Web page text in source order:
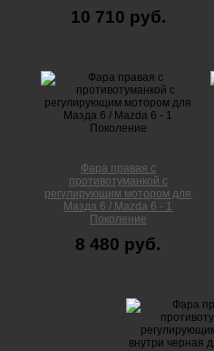
10 710 руб.
Фара правая с
противотуманкой с
регулирующим мотором для
Мазда 6 / Mazda 6 - 1
Поколение
8 480 руб.